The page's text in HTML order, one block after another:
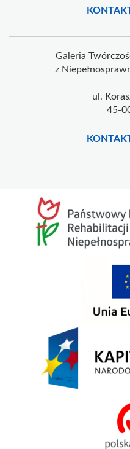
Galeria
z
ul.
45-